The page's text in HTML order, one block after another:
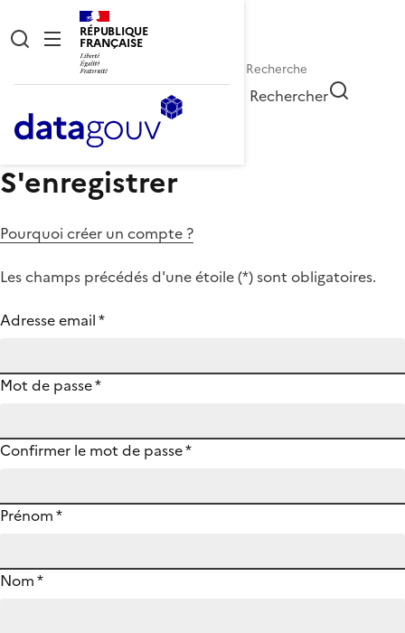
RÉPUBLIQUE
FRANÇAISE
Rechercher
S'enregistrer
Pourquoi créer un compte ?
Les champs précédés d'une étoile (*) sont obligatoires.
Adresse email*
Mot de passe*
Confirmer le mot de passe*
Prénom*
Nom*